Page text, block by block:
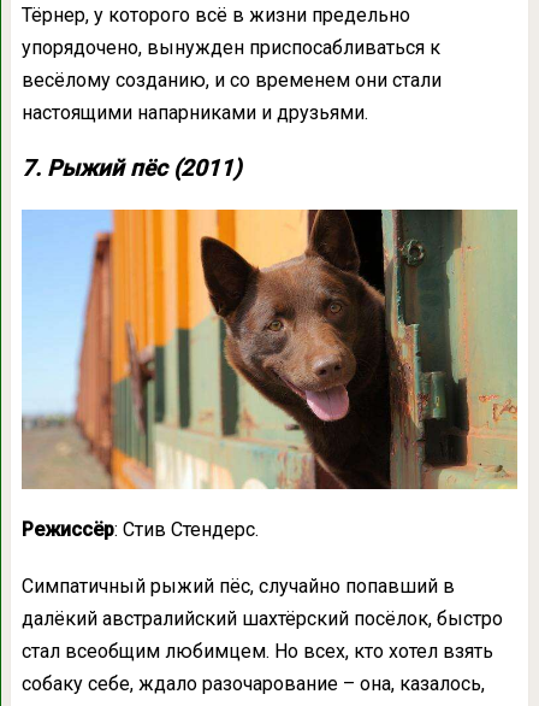
Тёрнер, у которого всё в жизни предельно
упорядочено, вынужден приспосабливаться к
весёлому созданию, и со временем они стали
настоящими напарниками и друзьями.
7. Рыжий пёс (2011)
Режиссёр: Стив Стендерс.
Симпатичный рыжий пёс, случайно попавший в
далёкий австралийский шахтёрский посёлок, быстро
стал всеобщим любимцем. Но всех, кто хотел взять
собаку себе, ждало разочарование – она, казалось,